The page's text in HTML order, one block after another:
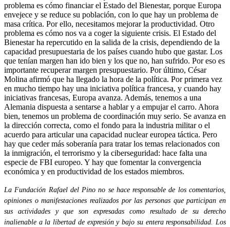
problema es cómo financiar el Estado del Bienestar, porque Europa
envejece y se reduce su población, con lo que hay un problema de
masa crítica. Por ello, necesitamos mejorar la productividad. Otro
problema es cómo nos va a coger la siguiente crisis. El Estado del
Bienestar ha repercutido en la salida de la crisis, dependiendo de la
capacidad presupuestaria de los países cuando hubo que gastar. Los
que tenían margen han ido bien y los que no, han sufrido. Por eso es
importante recuperar margen presupuestario. Por último, César
Molina afirmó que ha llegado la hora de la política. Por primera vez
en mucho tiempo hay una iniciativa política francesa, y cuando hay
iniciativas francesas, Europa avanza. Además, tenemos a una
Alemania dispuesta a sentarse a hablar y a empujar el carro. Ahora
bien, tenemos un problema de coordinación muy serio. Se avanza en
la dirección correcta, como el fondo para la industria militar o el
acuerdo para articular una capacidad nuclear europea táctica. Pero
hay que ceder más soberanía para tratar los temas relacionados con
la inmigración, el terrorismo y la ciberseguridad: hace falta una
especie de FBI europeo. Y hay que fomentar la convergencia
económica y en productividad de los estados miembros.
La Fundación Rafael del Pino no se hace responsable de los comentarios,
opiniones o manifestaciones realizados por las personas que participan en
sus actividades y que son expresadas como resultado de su derecho
inalienable a la libertad de expresión y bajo su entera responsabilidad. Los